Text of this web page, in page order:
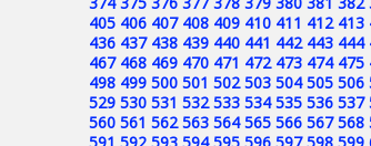
405 406 407 408 409 410 411 412 413
436 437 438 439 440 441 442 443 444
467 468 469 470 471 472 473 474 475
498 499 500 501 502 503 504 505 506
529 530 531 532 533 534 535 536 537
560 561 562 563 564 565 566 567 568